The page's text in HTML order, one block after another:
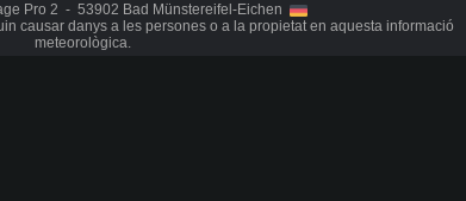
Pro 2 - 53902 Bad Münstereifel-Eichen
causar danys a les persones o a la propietat en aquesta informació
meteorològica.